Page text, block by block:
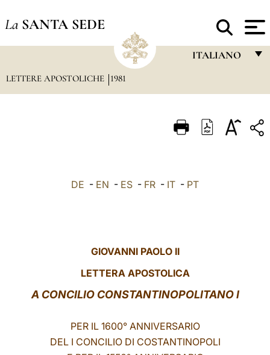
La SANTA SEDE
ITALIANO
ITALIANO
LATINE
LETTERE APOSTOLICHE 1981
DE - EN - ES - FR - IT - PT
GIOVANNI PAOLO II
LETTERA APOSTOLICA
A CONCILIO CONSTANTINOPOLITANO I
PER IL 1600° ANNIVERSARIO
DEL I CONCILIO DI COSTANTINOPOLI